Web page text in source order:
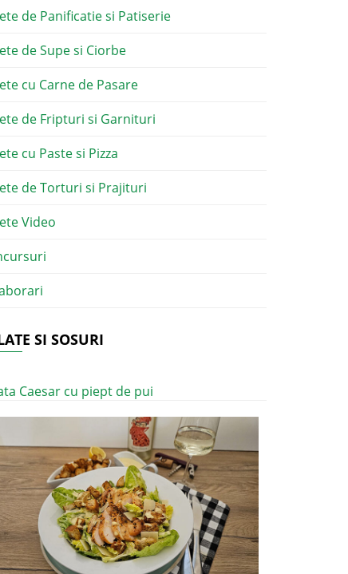
de Panificatie si Patiserie
de Supe si Ciorbe
cu Carne de Pasare
de Fripturi si Garnituri
cu Paste si Pizza
de Torturi si Prajituri
Video
SI SOSURI
Caesar cu piept de pui